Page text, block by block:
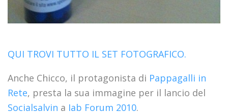
QUI TROVI TUTTO IL SET FOTOGRAFICO.
Anche Chicco, il protagonista di Pappagalli in
Rete, presta la sua immagine per il lancio del
Socialsalvin a Iab Forum 2010.